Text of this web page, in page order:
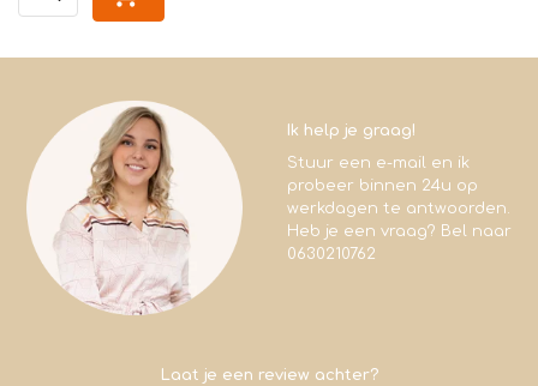
Ik help je graag!
Stuur een e-mail en ik
probeer binnen 24u op
werkdagen te antwoorden.
Heb je een vraag? Bel naar
0630210762
Laat je een review achter?